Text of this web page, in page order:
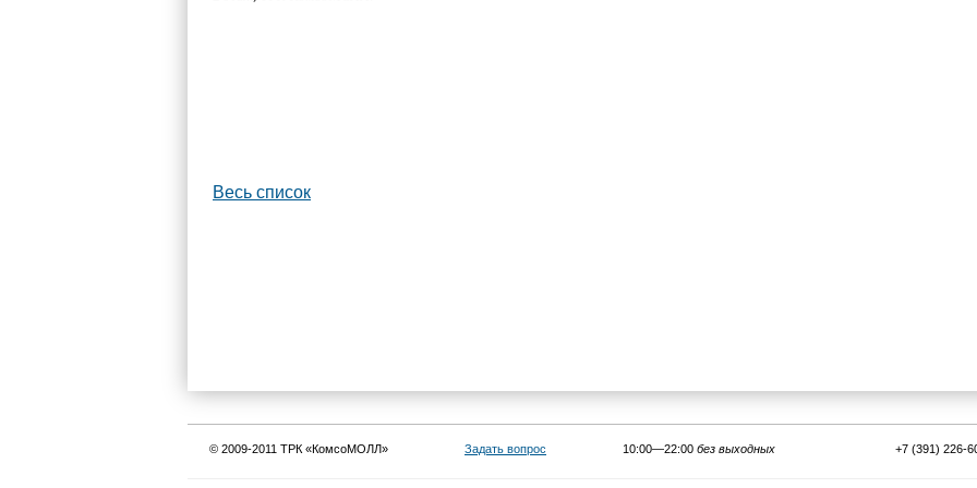
Весь список
© 2009-2011 ТРК «КомсоМОЛЛ» Задать вопрос 10:00—22:00 без выходных +7 (391) 226-